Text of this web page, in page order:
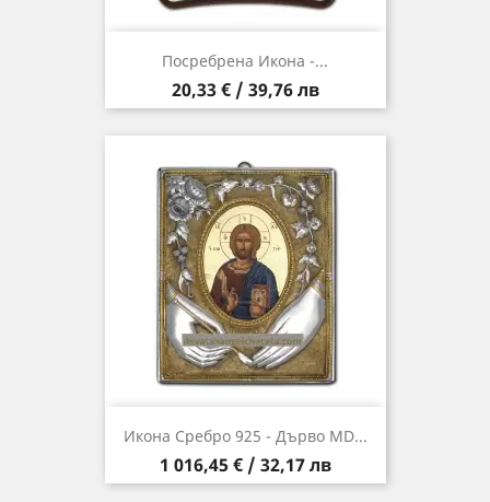
Посребрена Икона -...
Цена
20,33 € / 39,76 лв
Икона Сребро 925 - Дърво MD...
Цена
1 016,45 € / 32,17 лв